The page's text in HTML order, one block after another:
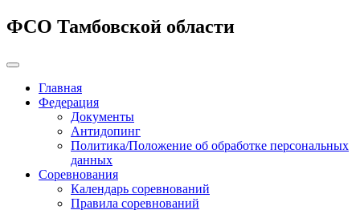
ФСО Тамбовской области
Главная
Федерация
Документы
Антидопинг
Политика/Положение об обработке персональных
данных
Соревнования
Календарь соревнований
Правила соревнований